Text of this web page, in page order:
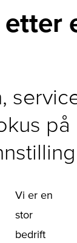
Vi er en
stor
bedrift